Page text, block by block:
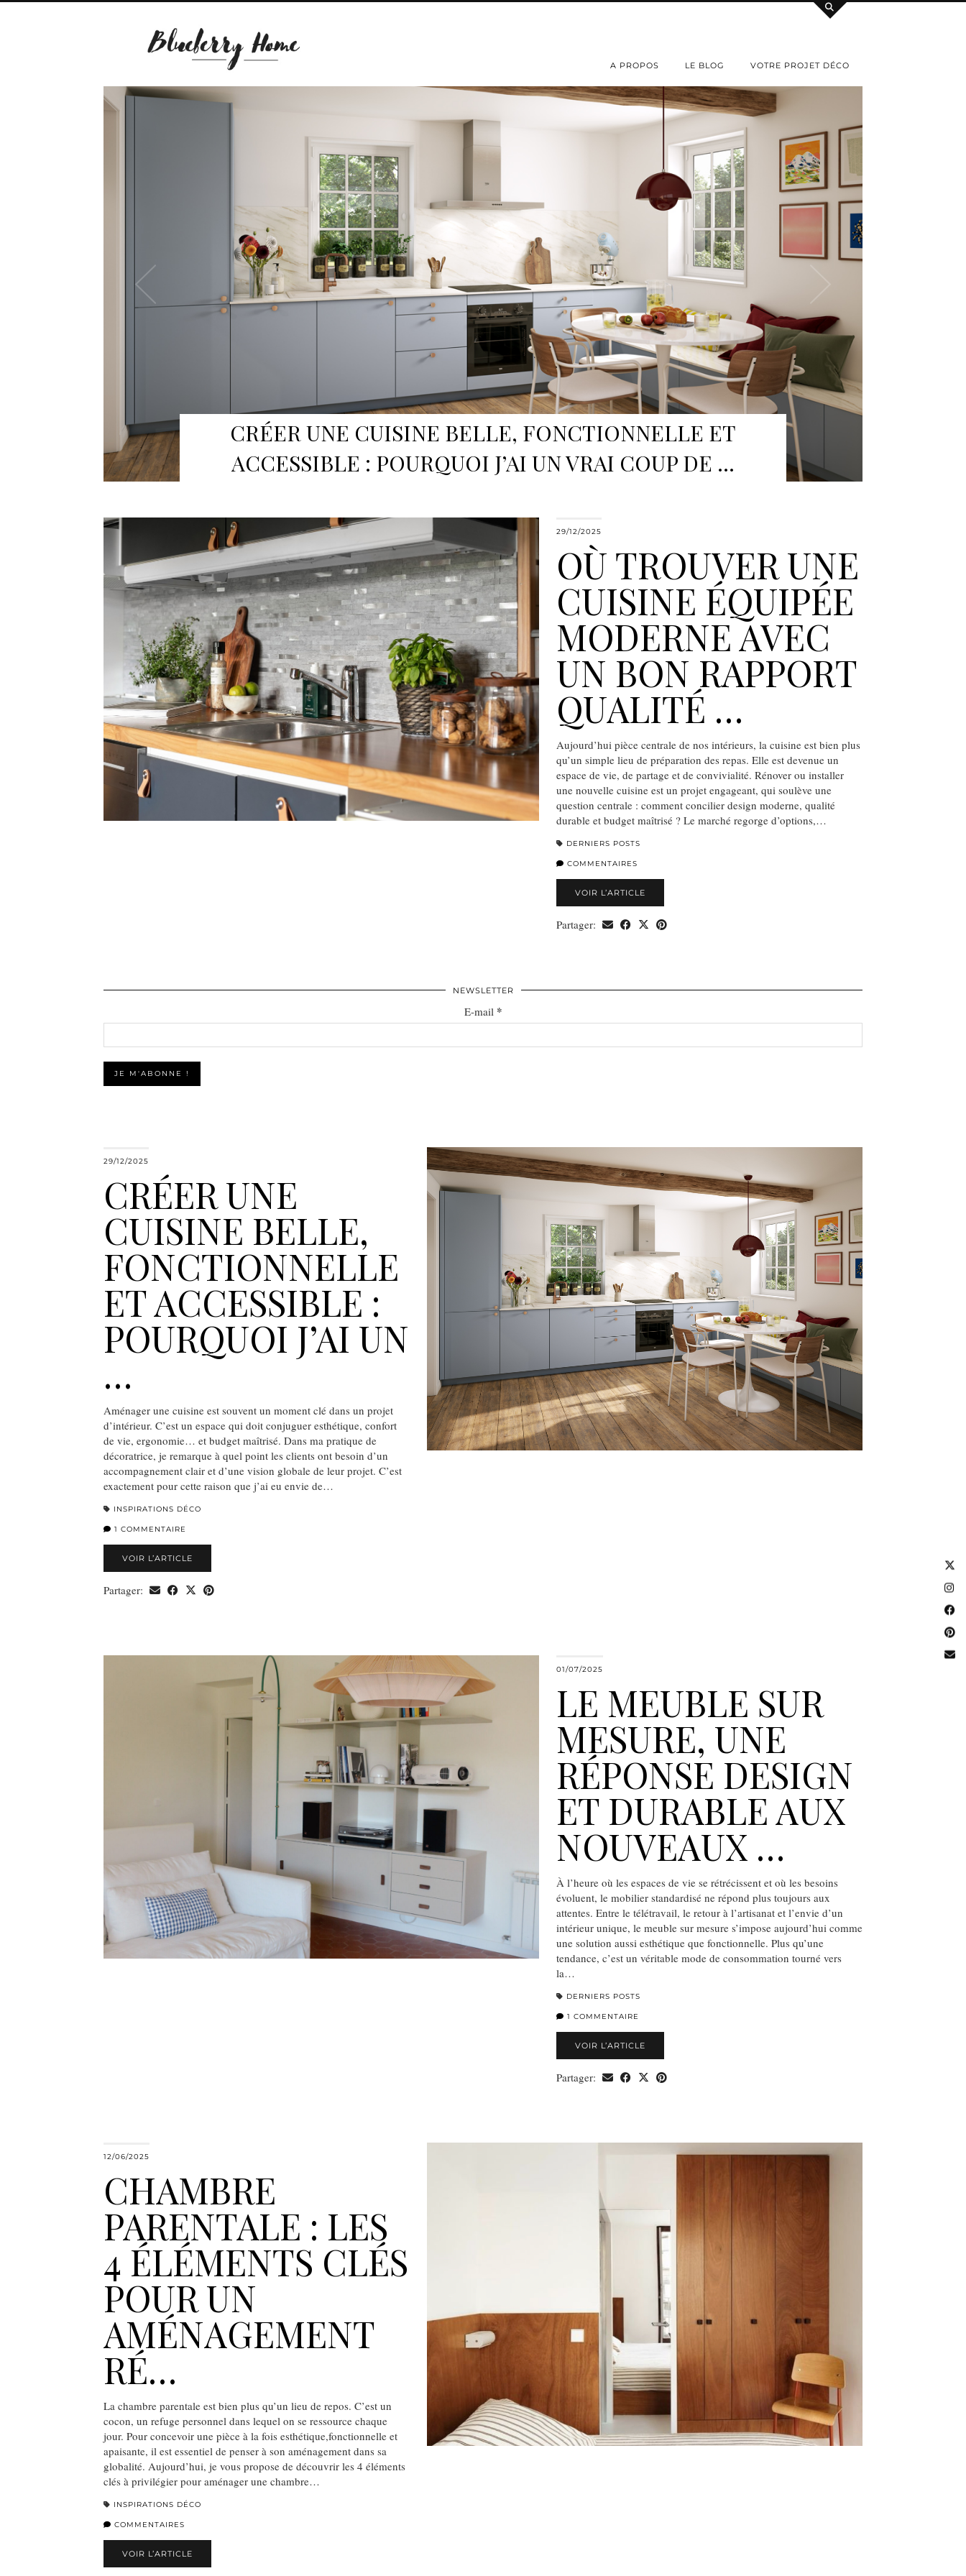
A PROPOS LE BLOG VOTRE PROJET DÉCO
CRÉER UNE CUISINE BELLE, FONCTIONNELLE ET
ACCESSIBLE : POURQUOI J’AI UN VRAI COUP DE …
29/12/2025
OÙ TROUVER UNE
CUISINE ÉQUIPÉE
MODERNE AVEC
UN BON RAPPORT
QUALITÉ …
Aujourd’hui pièce centrale de nos intérieurs, la cuisine est bien plus
qu’un simple lieu de préparation des repas. Elle est devenue un
espace de vie, de partage et de convivialité. Rénover ou installer
une nouvelle cuisine est un projet engageant, qui soulève une
question centrale : comment concilier design moderne, qualité
durable et budget maîtrisé ? Le marché regorge d’options,…
DERNIERS POSTS
COMMENTAIRES
VOIR L’ARTICLE
Partager:
NEWSLETTER
E-mail *
29/12/2025
CRÉER UNE
CUISINE BELLE,
FONCTIONNELLE
ET ACCESSIBLE :
POURQUOI J’AI UN
…
Aménager une cuisine est souvent un moment clé dans un projet
d’intérieur. C’est un espace qui doit conjuguer esthétique, confort
de vie, ergonomie… et budget maîtrisé. Dans ma pratique de
décoratrice, je remarque à quel point les clients ont besoin d’un
accompagnement clair et d’une vision globale de leur projet. C’est
exactement pour cette raison que j’ai eu envie de…
INSPIRATIONS DÉCO
1 COMMENTAIRE
VOIR L’ARTICLE
Partager:
01/07/2025
LE MEUBLE SUR
MESURE, UNE
RÉPONSE DESIGN
ET DURABLE AUX
NOUVEAUX …
À l’heure où les espaces de vie se rétrécissent et où les besoins
évoluent, le mobilier standardisé ne répond plus toujours aux
attentes. Entre le télétravail, le retour à l’artisanat et l’envie d’un
intérieur unique, le meuble sur mesure s’impose aujourd’hui comme
une solution aussi esthétique que fonctionnelle. Plus qu’une
tendance, c’est un véritable mode de consommation tourné vers
la…
DERNIERS POSTS
1 COMMENTAIRE
VOIR L’ARTICLE
Partager:
12/06/2025
CHAMBRE
PARENTALE : LES
4 ÉLÉMENTS CLÉS
POUR UN
AMÉNAGEMENT
RÉ…
La chambre parentale est bien plus qu’un lieu de repos. C’est un
cocon, un refuge personnel dans lequel on se ressource chaque
jour. Pour concevoir une pièce à la fois esthétique,fonctionnelle et
apaisante, il est essentiel de penser à son aménagement dans sa
globalité. Aujourd’hui, je vous propose de découvrir les 4 éléments
clés à privilégier pour aménager une chambre…
INSPIRATIONS DÉCO
COMMENTAIRES
VOIR L’ARTICLE